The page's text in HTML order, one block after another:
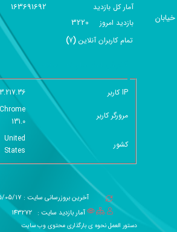
آمار کل بازدید 163691692
بازديد امروز 3220
تمام کاربران آنلاين (
7
)
گزارش آمار سایت - خلاصه
IP کاربر
مرورگر کاربر
Chrome
131.0
کشور
United
States
آخرین بروزرسانی سایت : 1405/05/17 13:23
آمار بازدید سایت : 143272
دستور العمل نحوه ی بارگذاری محتوی وب سایت